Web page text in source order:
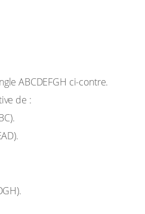
ABCDEFGH ci-contre.
de :